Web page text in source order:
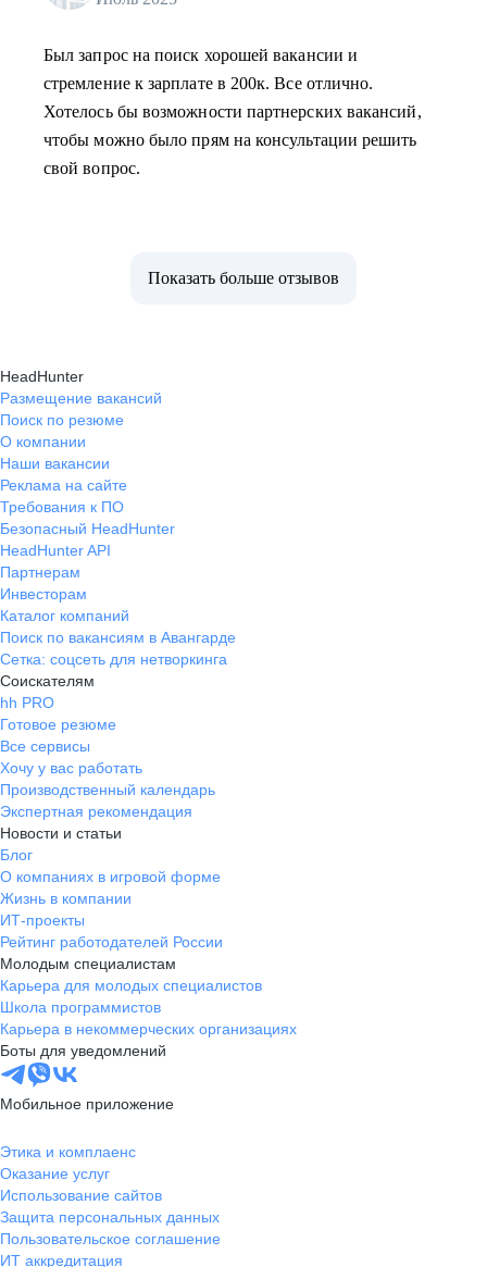
Был запрос на поиск хорошей вакансии и
стремление к зарплате в 200к. Все отлично.
Хотелось бы возможности партнерских вакансий,
чтобы можно было прям на консультации решить
свой вопрос.
Показать больше отзывов
HeadHunter
Размещение вакансий
Поиск по резюме
О компании
Наши вакансии
Реклама на сайте
Требования к ПО
Безопасный HeadHunter
HeadHunter API
Партнерам
Инвесторам
Каталог компаний
Поиск по вакансиям в Авангарде
Сетка: соцсеть для нетворкинга
Соискателям
hh PRO
Готовое резюме
Все сервисы
Хочу у вас работать
Производственный календарь
Экспертная рекомендация
Новости и статьи
Блог
О компаниях в игровой форме
Жизнь в компании
ИТ-проекты
Рейтинг работодателей России
Молодым специалистам
Карьера для молодых специалистов
Школа программистов
Карьера в некоммерческих организациях
Боты для уведомлений
Мобильное приложение
Этика и комплаенс
Оказание услуг
Использование сайтов
Защита персональных данных
Пользовательское соглашение
ИТ аккредитация